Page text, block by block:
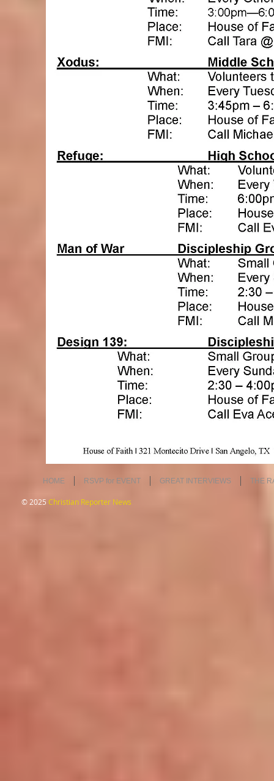
HOME RSVP for EVENT GREAT INTERVIEWS THE
© 2025 Christian Reporter News